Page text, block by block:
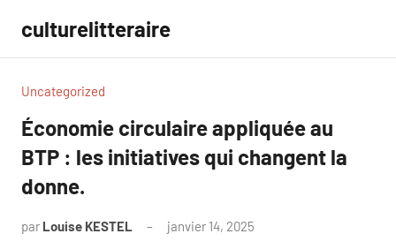
contenu
culturelitteraire
Uncategorized
Économie circulaire appliquée au
BTP : les initiatives qui changent la
donne.
par Louise KESTEL janvier 14, 2025